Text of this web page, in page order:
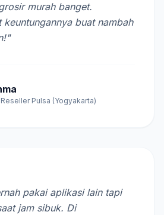
murah banget.
keuntungannya buat nambah
Pulsa (Yogyakarta)
pakai aplikasi lain tapi
jam sibuk. Di